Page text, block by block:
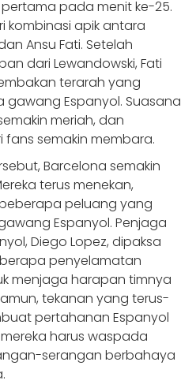
pada menit ke-25.
kombinasi apik antara
Ansu Fati. Setelah
dari Lewandowski, Fati
terarah yang
gawang Espanyol. Suasana
meriah, dan
fans semakin membara.
Barcelona semakin
terus menekan,
peluang yang
Espanyol. Penjaga
Diego Lopez, dipaksa
penyelamatan
menjaga harapan timnya
tekanan yang terus-
pertahanan Espanyol
harus waspada
serangan berbahaya